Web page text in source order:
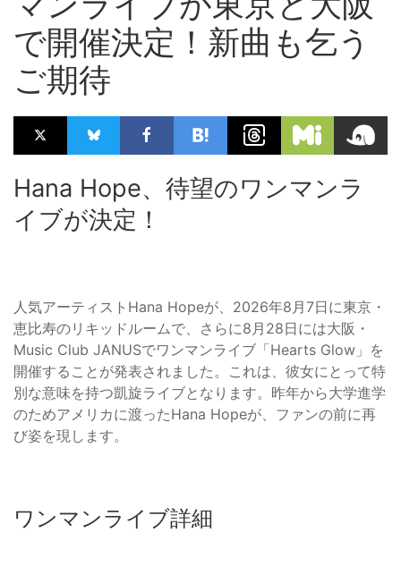
で開催決定！新曲も乞う
ご期待
Hana Hope、待望のワンマンラ
イブが決定！
人気アーティストHana Hopeが、2026年8月7日に東京・
恵比寿のリキッドルームで、さらに8月28日には大阪・
Music Club JANUSでワンマンライブ「Hearts Glow」を
開催することが発表されました。これは、彼女にとって特
別な意味を持つ凱旋ライブとなります。昨年から大学進学
のためアメリカに渡ったHana Hopeが、ファンの前に再
び姿を現します。
ワンマンライブ詳細